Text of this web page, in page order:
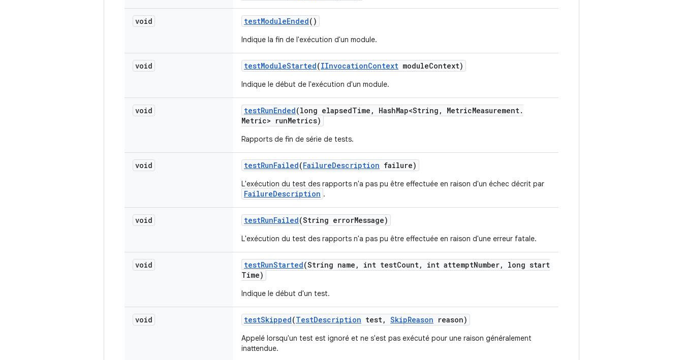
void testModuleEnded()
Indique la fin de l'exécution d'un module.
void testModuleStarted(IInvocationContext moduleContext)
Indique le début de l'exécution d'un module.
void testRunEnded(long elapsedTime , HashMap<String , MetricMeasurement.
Metric> runMetrics)
Rapports de fin de série de tests.
void testRunFailed(FailureDescription failure)
L'exécution du test des rapports n'a pas pu être effectuée en raison d'un échec décrit par
FailureDescription .
void testRunFailed(String errorMessage)
L'exécution du test des rapports n'a pas pu être effectuée en raison d'une erreur fatale.
void testRunStarted(String name , int testCount, int attemptNumber,
long start
Time)
Indique le début d'un test.
void testSkipped(TestDescription test, SkipReason reason)
Appelé lorsqu'un test est ignoré et ne s'est pas exécuté pour une raison généralement
inattendue.